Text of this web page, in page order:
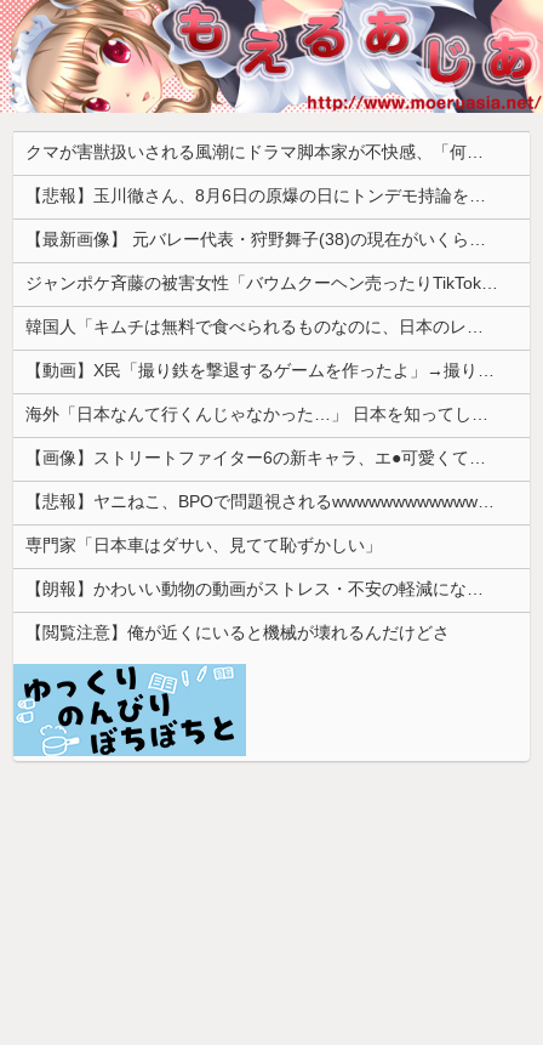
クマが害獣扱いされる風潮にドラマ脚本家が不快感、「何度もクマに会ったことがあるけど全然怖くなかった」と主張しており……
【悲報】玉川徹さん、8月6日の原爆の日にトンデモ持論を展開し物議… → ネット「それ、今日言うことなのか…？」ｗｗｗｗｗｗｗｗｗｗｗｗｗ
【最新画像】 元バレー代表・狩野舞子(38)の現在がいくらなんでも即ハボすぎる！
ジャンポケ斉藤の被害女性「バウムクーヘン売ったりTikTokライブしててムカついたから示談しなかった」
韓国人「キムチは無料で食べられるものなのに、日本のレストランで注文したら何とお金を取ろうとしてきたんです」
【動画】X民「撮り鉄を撃退するゲームを作ったよ」→撮り鉄「！？！！？？」ｼｭﾎﾟﾎﾟﾎﾟﾎﾟ
海外「日本なんて行くんじゃなかった…」 日本を知ってしまったディズニー信者、帰国後『本家』に失望する事態に
【画像】ストリートファイター6の新キャラ、エ●可愛くてメロメロになるプレイヤーが続出ｗｗｗｗｗ
【悲報】ヤニねこ、BPOで問題視されるwwwwwwwwwwwwwwwwwwwwwwww
専門家「日本車はダサい、見てて恥ずかしい」
【朗報】かわいい動物の動画がストレス・不安の軽減になる可能性。英大学の研究で実証
【閲覧注意】俺が近くにいると機械が壊れるんだけどさ